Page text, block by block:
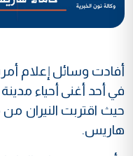
أفادت وسائل إعلام
في أحد أغنى أحياء
حيث اقتربت النيران من
هاريس.